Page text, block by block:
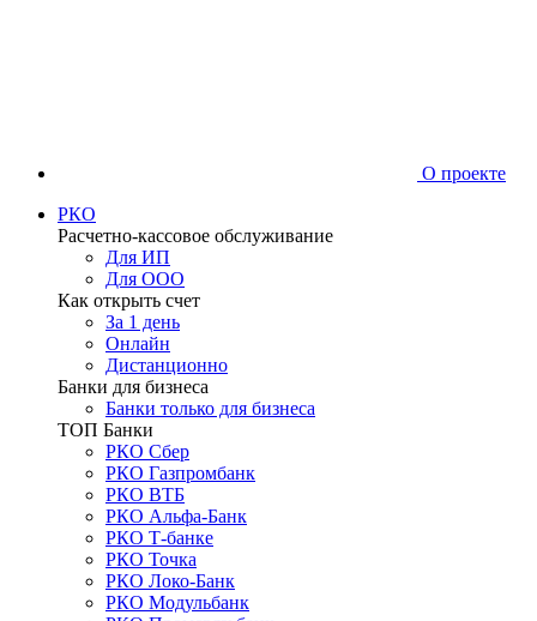
О проекте
РКО
Расчетно-кассовое обслуживание
Для ИП
Для ООО
Как открыть счет
За 1 день
Онлайн
Дистанционно
Банки для бизнеса
Банки только для бизнеса
ТОП Банки
РКО Сбер
РКО Газпромбанк
РКО ВТБ
РКО Альфа-Банк
РКО Т-банке
РКО Точка
РКО Локо-Банк
РКО Модульбанк